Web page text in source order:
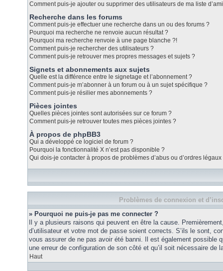
Comment puis-je ajouter ou supprimer des utilisateurs de ma liste
Recherche dans les forums
Comment puis-je effectuer une recherche dans un ou des forums ?
Pourquoi ma recherche ne renvoie aucun résultat ?
Pourquoi ma recherche renvoie à une page blanche ?!
Comment puis-je rechercher des utilisateurs ?
Comment puis-je retrouver mes propres messages et sujets ?
Signets et abonnements aux sujets
Quelle est la différence entre le signetage et l’abonnement ?
Comment puis-je m’abonner à un forum ou à un sujet spécifique ?
Comment puis-je résilier mes abonnements ?
Pièces jointes
Quelles pièces jointes sont autorisées sur ce forum ?
Comment puis-je retrouver toutes mes pièces jointes ?
À propos de phpBB3
Qui a développé ce logiciel de forum ?
Pourquoi la fonctionnalité X n’est pas disponible ?
Qui dois-je contacter à propos de problèmes d’abus ou d’ordres
Problèmes de connexion et
» Pourquoi ne puis-je pas me connecter ?
Il y a plusieurs raisons qui peuvent en être la cause.
d’utilisateur et votre mot de passe soient corrects. S’ils le sont,
vous assurer de ne pas avoir été banni. Il est également possible
une erreur de configuration de son côté et qu’il soit nécessaire de
Haut